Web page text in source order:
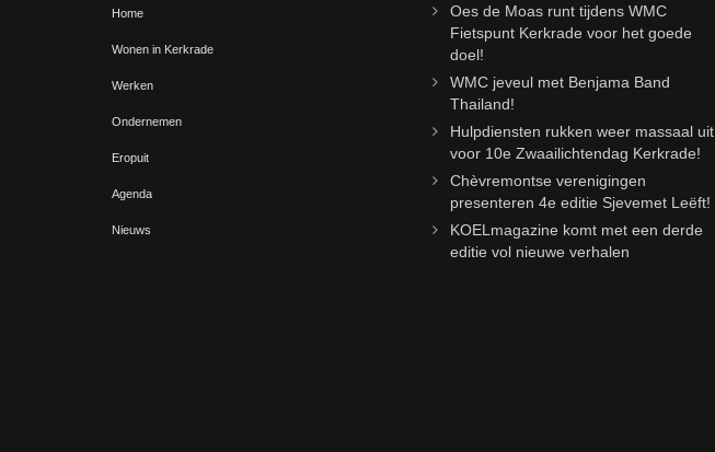
Home
Wonen in Kerkrade
Werken
Ondernemen
Eropuit
Agenda
Nieuws
Oes de Moas runt tijdens WMC
Fietspunt Kerkrade voor het goede
doel!
WMC jeveul met Benjama Band
Thailand!
Hulpdiensten rukken weer massaal uit
voor 10e Zwaailichtendag Kerkrade!
Chèvremontse verenigingen
presenteren 4e editie Sjevemet Leëft!
KOELmagazine komt met een derde
editie vol nieuwe verhalen